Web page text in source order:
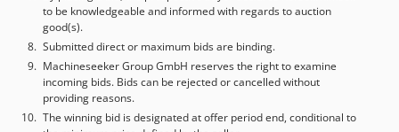
Portaherramientas Sistema de refrigeración Luneta móvil
neumática Datos técnicos y dimensiones: Salvo error u
omisión. Posibilidad de videoconferencia a través de
WhatsApp, previa cita.
to be knowledgeable and informed with regards to auction
good(s).
Submitted direct or maximum bids are binding.
Machineseeker Group GmbH reserves the right to examine
incoming bids. Bids can be rejected or cancelled without
providing reasons.
The winning bid is designated at offer period end, conditional to